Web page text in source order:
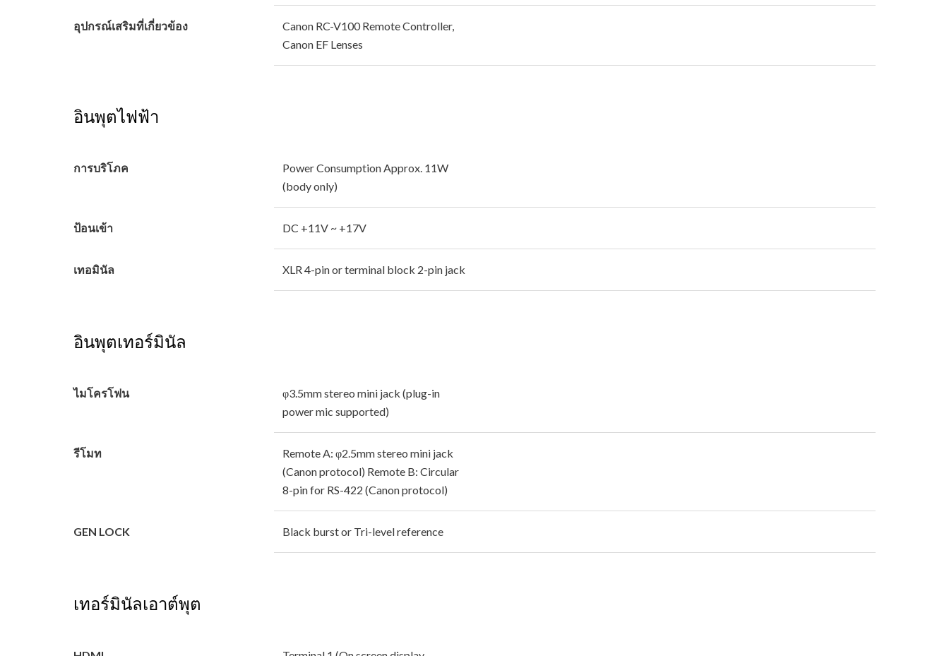
อุปกรณ์เสริมที่เกี่ยวข้อง
Canon RC-V100 Remote Controller,
Canon EF Lenses
อินพุตไฟฟ้า
การบริโภค
Power Consumption Approx. 11W
(body only)
ป้อนเข้า DC +11V ~ +17V
เทอมินัล XLR 4-pin or terminal block 2-pin jack
อินพุตเทอร์มินัล
ไมโครโฟน
φ3.5mm stereo mini jack (plug-in
power mic supported)
รีโมท
Remote A: φ2.5mm stereo mini jack
(Canon protocol) Remote B: Circular
8-pin for RS-422 (Canon protocol)
GEN LOCK Black burst or Tri-level reference
เทอร์มินัลเอาต์พุต